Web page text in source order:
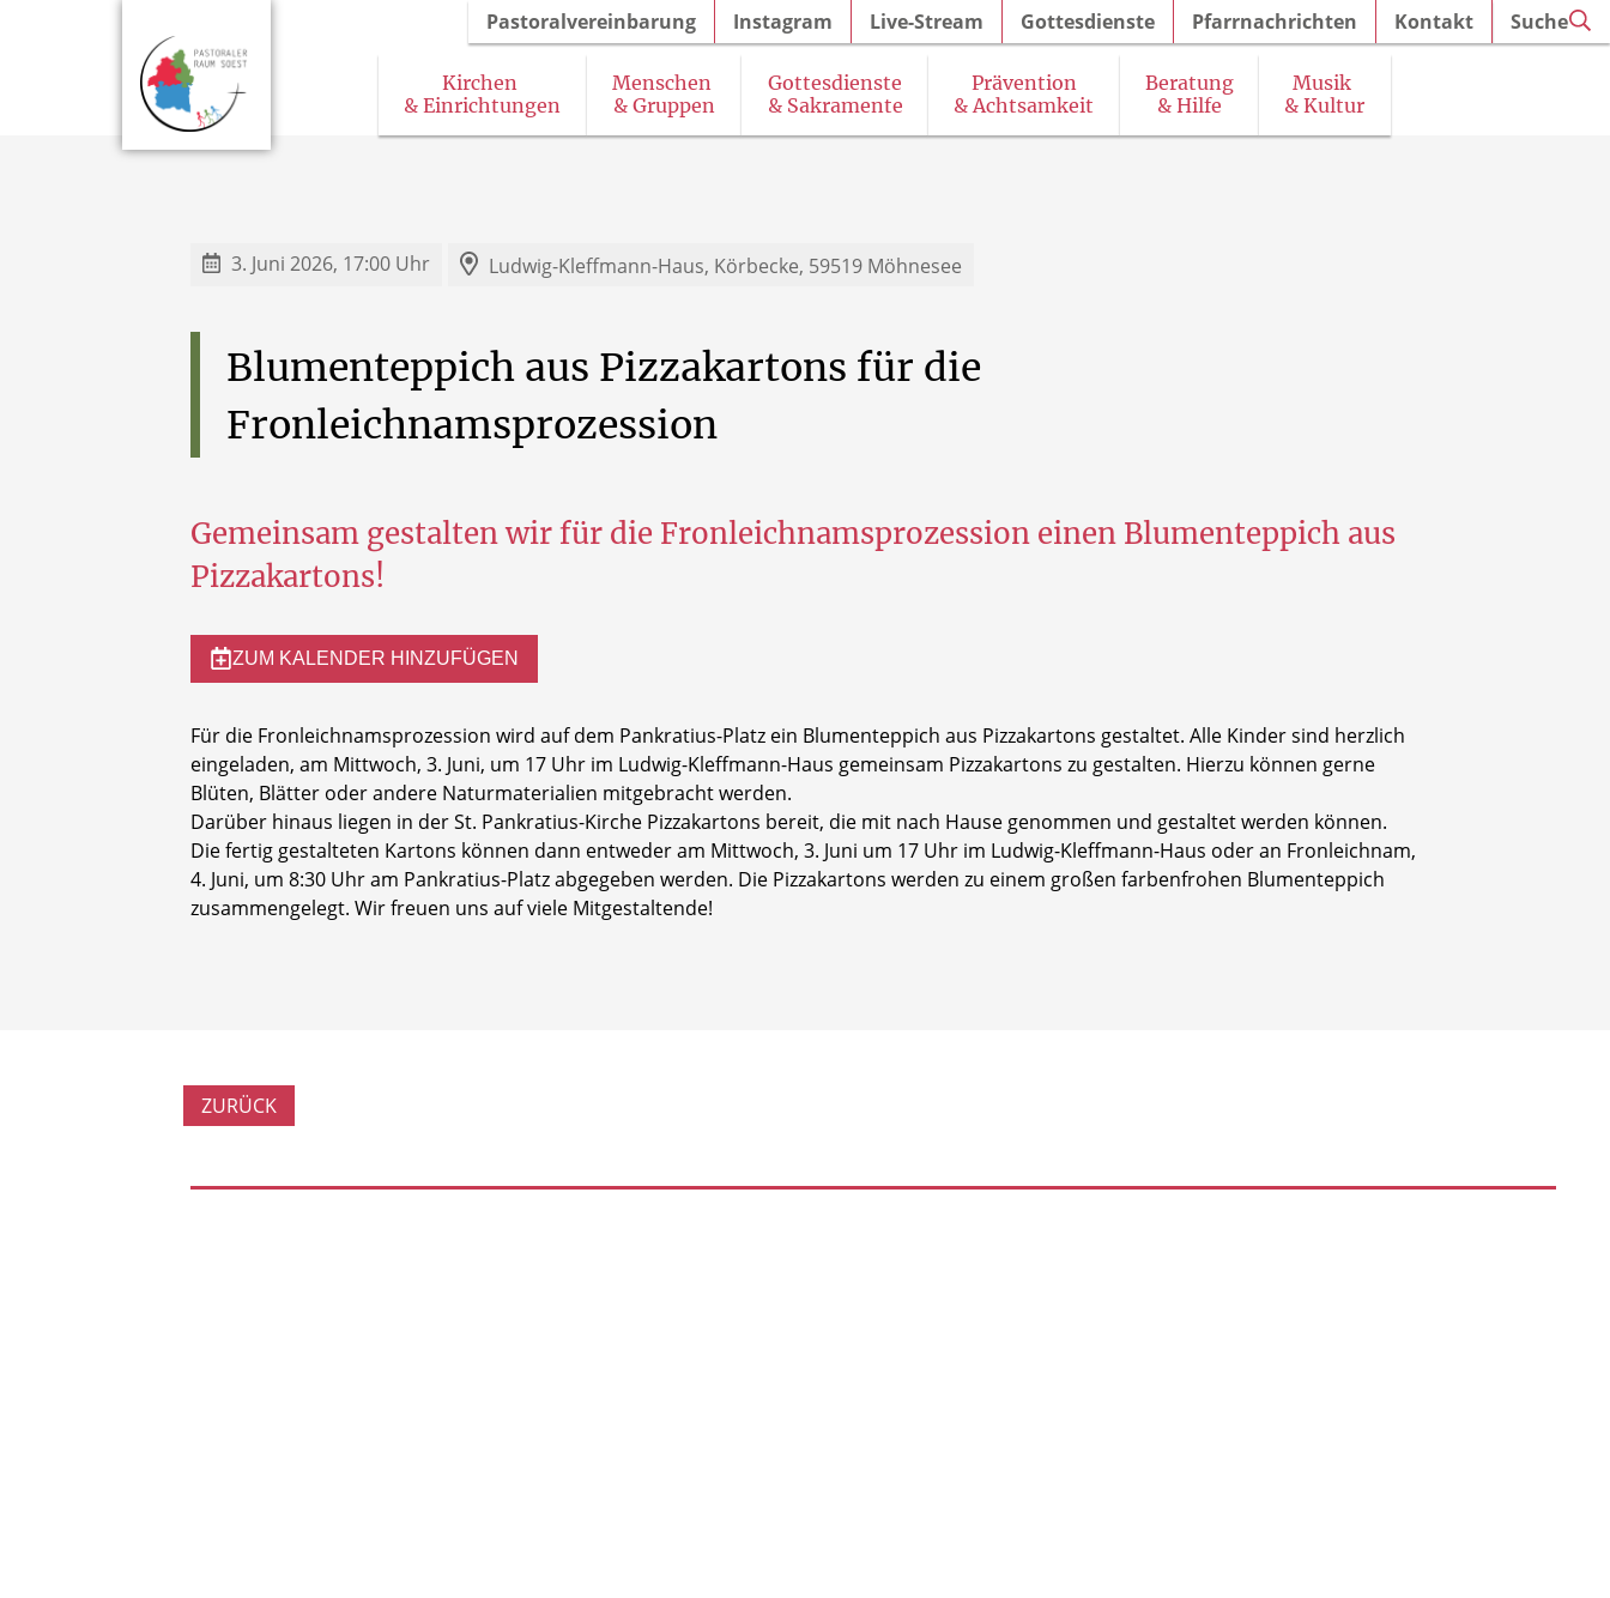
Kirchen
& Einrichtungen
Menschen
& Gruppen
Gottesdienste
& Sakramente
Prävention
& Achtsamkeit
Beratung
& Hilfe
Musik
& Kultur
Pastoralvereinbarung Instagram Live-Stream Gottesdienste Pfarrnachrichten Kontakt Suche
3. Juni 2026, 17:00 Uhr Ludwig-Kleffmann-Haus, Körbecke, 59519 Möhnesee
Blumenteppich aus Pizzakartons für die
Fronleichnamsprozession
Gemeinsam gestalten wir für die Fronleichnamsprozession einen Blumenteppich aus
Pizzakartons!
ZUM KALENDER HINZUFÜGEN
Für die Fronleichnamsprozession wird auf dem Pankratius-Platz ein Blumenteppich aus Pizzakartons gestaltet. Alle Kinder sind herzlich
eingeladen, am Mittwoch, 3. Juni, um 17 Uhr im Ludwig-Kleffmann-Haus gemeinsam Pizzakartons zu gestalten. Hierzu können gerne
Blüten, Blätter oder andere Naturmaterialien mitgebracht werden.
Darüber hinaus liegen in der St. Pankratius-Kirche Pizzakartons bereit, die mit nach Hause genommen und gestaltet werden können.
Die fertig gestalteten Kartons können dann entweder am Mittwoch, 3. Juni um 17 Uhr im Ludwig-Kleffmann-Haus oder an Fronleichnam,
4. Juni, um 8:30 Uhr am Pankratius-Platz abgegeben werden. Die Pizzakartons werden zu einem großen farbenfrohen Blumenteppich
zusammengelegt. Wir freuen uns auf viele Mitgestaltende!
ZURÜCK